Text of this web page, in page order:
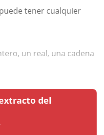
tener cualquier
un real, una cadena
del